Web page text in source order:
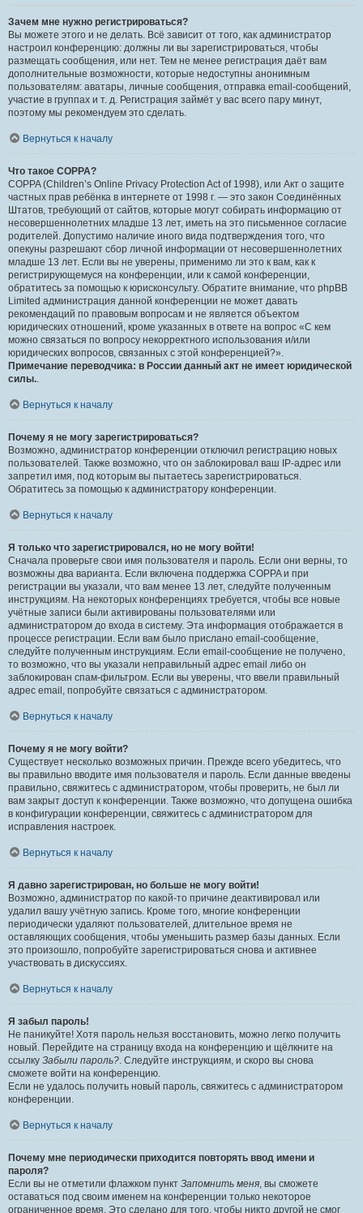
Зачем мне нужно регистрироваться?
Вы можете этого и не делать. Всё зависит от того, как администратор
настроил конференцию: должны ли вы зарегистрироваться, чтобы
размещать сообщения, или нет. Тем не менее регистрация даёт вам
дополнительные возможности, которые недоступны анонимным
пользователям: аватары, личные сообщения, отправка email-сообщений,
участие в группах и т. д. Регистрация займёт у вас всего пару минут,
поэтому мы рекомендуем это сделать.
Вернуться к началу
Что такое COPPA?
COPPA (Children’s Online Privacy Protection Act of 1998), или Акт о защите
частных прав ребёнка в интернете от 1998 г. — это закон Соединённых
Штатов, требующий от сайтов, которые могут собирать информацию от
несовершеннолетних младше 13 лет, иметь на это письменное согласие
родителей. Допустимо наличие иного вида подтверждения того, что
опекуны разрешают сбор личной информации от несовершеннолетних
младше 13 лет. Если вы не уверены, применимо ли это к вам, как к
регистрирующемуся на конференции, или к самой конференции,
обратитесь за помощью к юрисконсульту. Обратите внимание, что phpBB
Limited администрация данной конференции не может давать
рекомендаций по правовым вопросам и не является объектом
юридических отношений, кроме указанных в ответе на вопрос «С кем
можно связаться по вопросу некорректного использования и/или
юридических вопросов, связанных с этой конференцией?».
Примечание переводчика: в России данный акт не имеет юридической
силы..
Вернуться к началу
Почему я не могу зарегистрироваться?
Возможно, администратор конференции отключил регистрацию новых
пользователей. Также возможно, что он заблокировал ваш IP-адрес или
запретил имя, под которым вы пытаетесь зарегистрироваться.
Обратитесь за помощью к администратору конференции.
Вернуться к началу
Я только что зарегистрировался, но не могу войти!
Сначала проверьте свои имя пользователя и пароль. Если они верны, то
возможны два варианта. Если включена поддержка COPPA и при
регистрации вы указали, что вам менее 13 лет, следуйте полученным
инструкциям. На некоторых конференциях требуется, чтобы все новые
учётные записи были активированы пользователями или
администратором до входа в систему. Эта информация отображается в
процессе регистрации. Если вам было прислано email-сообщение,
следуйте полученным инструкциям. Если email-сообщение не получено,
то возможно, что вы указали неправильный адрес email либо он
заблокирован спам-фильтром. Если вы уверены, что ввели правильный
адрес email, попробуйте связаться с администратором.
Вернуться к началу
Почему я не могу войти?
Существует несколько возможных причин. Прежде всего убедитесь, что
вы правильно вводите имя пользователя и пароль. Если данные введены
правильно, свяжитесь с администратором, чтобы проверить, не был ли
вам закрыт доступ к конференции. Также возможно, что допущена ошибка
в конфигурации конференции, свяжитесь с администратором для
исправления настроек.
Вернуться к началу
Я давно зарегистрирован, но больше не могу войти!
Возможно, администратор по какой-то причине деактивировал или
удалил вашу учётную запись. Кроме того, многие конференции
периодически удаляют пользователей, длительное время не
оставляющих сообщения, чтобы уменьшить размер базы данных. Если
это произошло, попробуйте зарегистрироваться снова и активнее
участвовать в дискуссиях.
Вернуться к началу
Я забыл пароль!
Не паникуйте! Хотя пароль нельзя восстановить, можно легко получить
новый. Перейдите на страницу входа на конференцию и щёлкните на
ссылку Забыли пароль?. Следуйте инструкциям, и скоро вы снова
сможете войти на конференцию.
Если не удалось получить новый пароль, свяжитесь с администратором
конференции.
Вернуться к началу
Почему мне периодически приходится повторять ввод имени и
пароля?
Если вы не отметили флажком пункт Запомнить меня, вы сможете
оставаться под своим именем на конференции только некоторое
ограниченное время. Это сделано для того, чтобы никто другой не смог